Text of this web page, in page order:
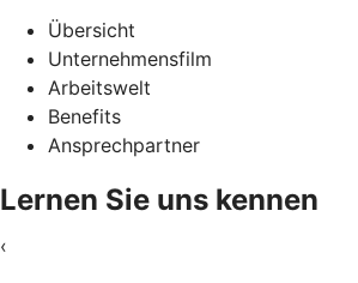
Übersicht
Unternehmensfilm
Arbeitswelt
Benefits
Ansprechpartner
Lernen Sie uns kennen
‹